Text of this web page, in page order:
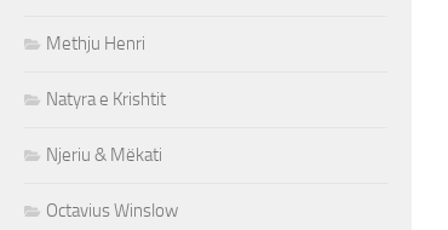
Methju Henri
Natyra e Krishtit
Njeriu & Mëkati
Octavius Winslow